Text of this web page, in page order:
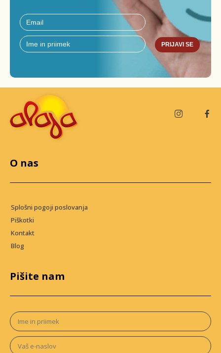
PRIJAVI SE
O nas
Splošni pogoji poslovanja
Piškotki
Kontakt
Blog
Pišite nam